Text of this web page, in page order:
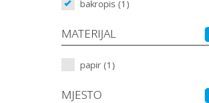
bakropis (1)
MATERIJAL
papir (1)
MJESTO